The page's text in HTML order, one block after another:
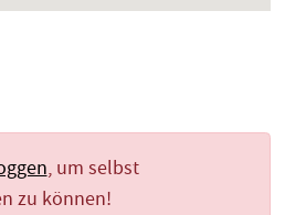
, um selbst
zu können!